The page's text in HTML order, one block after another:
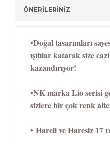
ÖNERİLERİNİZ
•Doğal tasarımları
ışıtılar katarak size
kazandırıyor!
•NK marka Lio serisi
sizlere bir çok renk
• Hareli ve Haresiz 17